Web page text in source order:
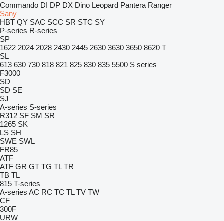
Commando DI DP DX Dino Leopard Pantera Ranger
Sany
HBT QY SAC SCC SR STC SY
P-series R-series
SP
1622 2024 2028 2430 2445 2630 3630 3650 8620 T
SL
613 630 730 818 821 825 830 835 5500 S series
F3000
SD
SD SE
SJ
A-series S-series
R312 SF SM SR
1265 SK
LS SH
SWE SWL
FR85
ATF
ATF GR GT TG TL TR
TB TL
815 T-series
A-series AC RC TC TL TV TW
CF
300F
URW